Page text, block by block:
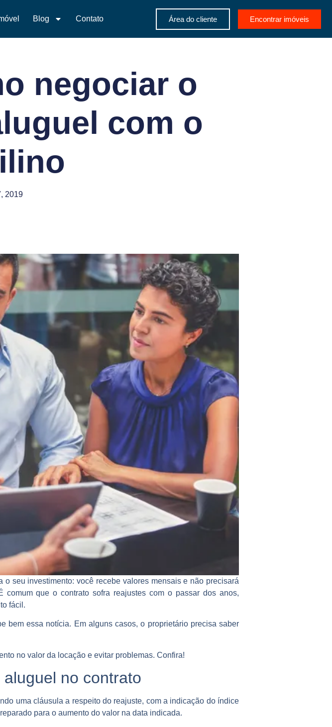
Blog Contato Área do cliente Encontrar imóveis
negociar o
com o
2019
seu investimento: você recebe valores mensais e não precisará
que o contrato sofra reajustes com o passar dos anos,
fácil.
bem essa notícia. Em alguns casos, o proprietário precisa saber
no valor da locação e evitar problemas. Confira!
no contrato
uma cláusula a respeito do reajuste, com a indicação do índice
para o aumento do valor na data indicada.